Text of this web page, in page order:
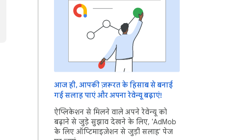
आज ही, आपकी ज़रूरत के हिसाब से बनाई
गई सलाह पाएं और अपना रेवेन्यू बढ़ाएं!
ऐप्लिकेशन से मिलने वाले अपने रेवेन्यू को
बढ़ाने से जुड़े सुझाव देखने के लिए, 'AdMob
के लिए ऑप्टिमाइज़ेशन से जुड़ी सलाह' पेज